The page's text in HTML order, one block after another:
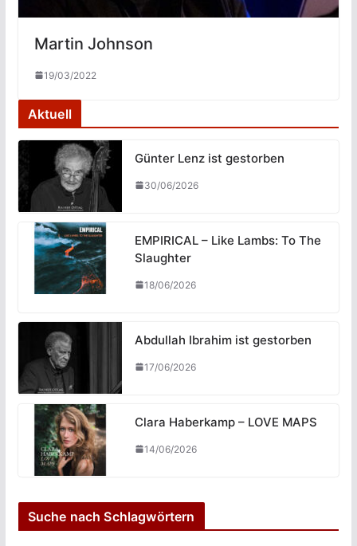
Martin Johnson
19/03/2022
Aktuell
Günter Lenz ist gestorben
30/06/2026
EMPIRICAL – Like Lambs: To The
Slaughter
18/06/2026
Abdullah Ibrahim ist gestorben
17/06/2026
Clara Haberkamp – LOVE MAPS
14/06/2026
Suche nach Schlagwörtern